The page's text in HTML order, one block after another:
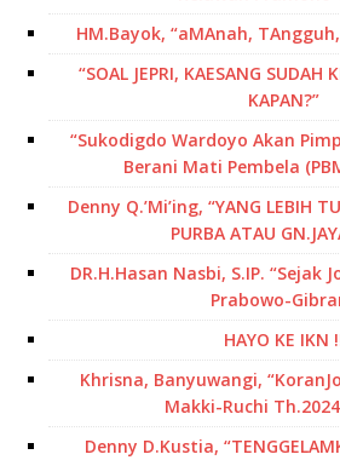
HM.Bayok, “aMAnah,
“SOAL JEPRI, KAESANG SUDAH
KAPAN?”
“Sukodigdo Wardoyo Akan
Berani Mati Pembela
Denny Q.’Mi’ing, “YANG LEBIH
PURBA ATAU
DR.H.Hasan Nasbi, S.IP. “Sejak
Prabowo-
HAYO KE IKN
Khrisna, Banyuwangi,
Makki-Ruchi
Denny D.Kustia,